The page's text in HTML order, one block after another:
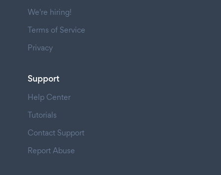
We're hiring!
Terms of Service
Privacy
Support
Help Center
Tutorials
Contact Support
Report Abuse